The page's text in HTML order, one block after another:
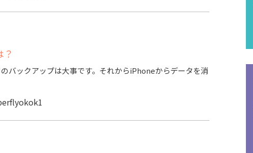
バックアップは大事です。それからiPhoneからデータを消